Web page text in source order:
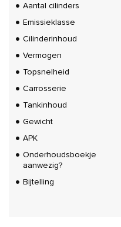
Aantal cilinders
Emissieklasse
Cilinderinhoud
Vermogen
Topsnelheid
Carrosserie
Tankinhoud
Gewicht
APK
Onderhoudsboekje
aanwezig?
Bijtelling